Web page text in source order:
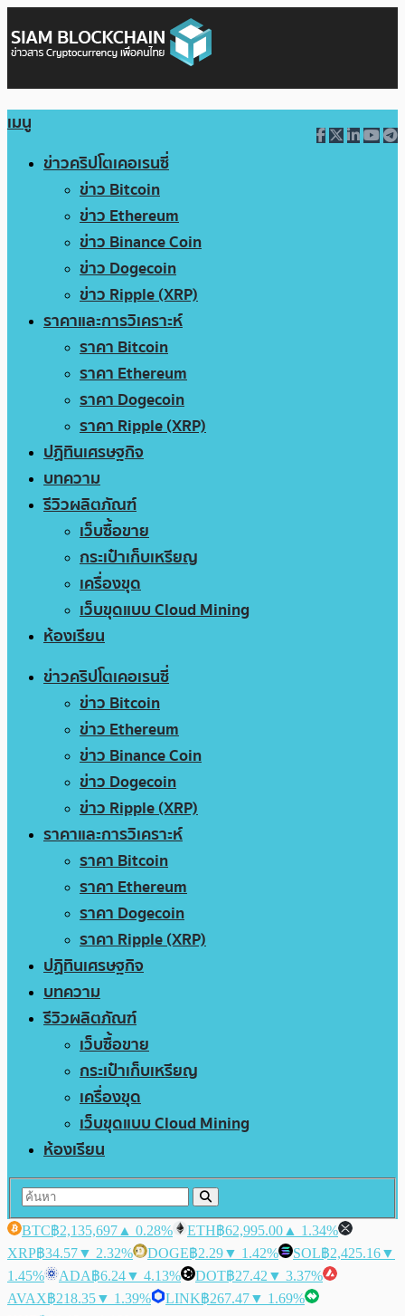
เมนู
ข่าวคริปโตเคอเรนซี่
ข่าว Bitcoin
ข่าว Ethereum
ข่าว Binance Coin
ข่าว Dogecoin
ข่าว Ripple (XRP)
ราคาและการวิเคราะห์
ราคา Bitcoin
ราคา Ethereum
ราคา Dogecoin
ราคา Ripple (XRP)
ปฏิทินเศรษฐกิจ
บทความ
รีวิวผลิตภัณฑ์
เว็บซื้อขาย
กระเป๋าเก็บเหรียญ
เครื่องขุด
เว็บขุดแบบ Cloud Mining
ห้องเรียน
ข่าวคริปโตเคอเรนซี่
ข่าว Bitcoin
ข่าว Ethereum
ข่าว Binance Coin
ข่าว Dogecoin
ข่าว Ripple (XRP)
ราคาและการวิเคราะห์
ราคา Bitcoin
ราคา Ethereum
ราคา Dogecoin
ราคา Ripple (XRP)
ปฏิทินเศรษฐกิจ
บทความ
รีวิวผลิตภัณฑ์
เว็บซื้อขาย
กระเป๋าเก็บเหรียญ
เครื่องขุด
เว็บขุดแบบ Cloud Mining
ห้องเรียน
BTC฿2,135,697 ▲ 0.28% ETH฿62,995.00 ▲ 1.34%
XRP฿34.57▼ 2.32% DOGE฿2.29▼ 1.42% SOL฿2,425.16▼
1.45%
ADA฿6.24▼ 4.13% DOT฿27.42 ▼ 3.37%
AVAX฿218.35▼ 1.39% LINK฿267.47▼ 1.69%